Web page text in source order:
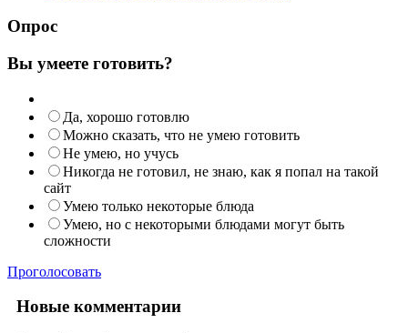
Опрос
Вы умеете готовить?
Да, хорошо готовлю
Можно сказать, что не умею готовить
Не умею, но учусь
Никогда не готовил, не знаю, как я попал на такой
сайт
Умею только некоторые блюда
Умею, но с некоторыми блюдами могут быть
сложности
Проголосовать
Новые комментарии